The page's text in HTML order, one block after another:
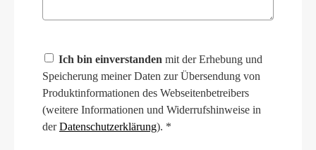
Ich bin einverstanden mit der Erhebung und
Speicherung meiner Daten zur Übersendung von
Produktinformationen des Webseitenbetreibers
(weitere Informationen und Widerrufshinweise in
derDatenschutzerklärung). *